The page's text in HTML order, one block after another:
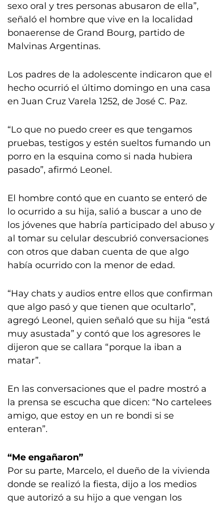
sexo oral y tres personas abusaron de ella”,
señaló el hombre que vive en la localidad
bonaerense de Grand Bourg, partido de
Malvinas Argentinas.
Los padres de la adolescente indicaron que el
hecho ocurrió el último domingo en una casa
en Juan Cruz Varela 1252, de José C. Paz.
“Lo que no puedo creer es que tengamos
pruebas, testigos y estén sueltos fumando un
porro en la esquina como si nada hubiera
pasado”, afirmó Leonel.
El hombre contó que en cuanto se enteró de
lo ocurrido a su hija, salió a buscar a uno de
los jóvenes que habría participado del abuso y
al tomar su celular descubrió conversaciones
con otros que daban cuenta de que algo
había ocurrido con la menor de edad.
“Hay chats y audios entre ellos que confirman
que algo pasó y que tienen que ocultarlo”,
agregó Leonel, quien señaló que su hija “está
muy asustada” y contó que los agresores le
dijeron que se callara “porque la iban a
matar”.
En las conversaciones que el padre mostró a
la prensa se escucha que dicen: “No cartelees
amigo, que estoy en un re bondi si se
enteran”.
“Me engañaron”
Por su parte, Marcelo, el dueño de la vivienda
donde se realizó la fiesta, dijo a los medios
que autorizó a su hijo a que vengan los